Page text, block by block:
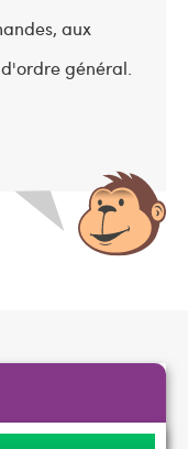
aux
général.